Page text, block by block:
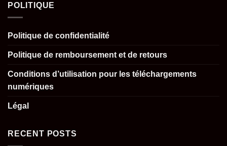
POLITIQUE
Politique de confidentialité
Politique de remboursement et de retours
Conditions d’utilisation pour les téléchargements
numériques
Légal
RECENT POSTS